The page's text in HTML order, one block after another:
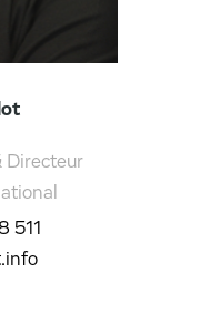
Directeur
511